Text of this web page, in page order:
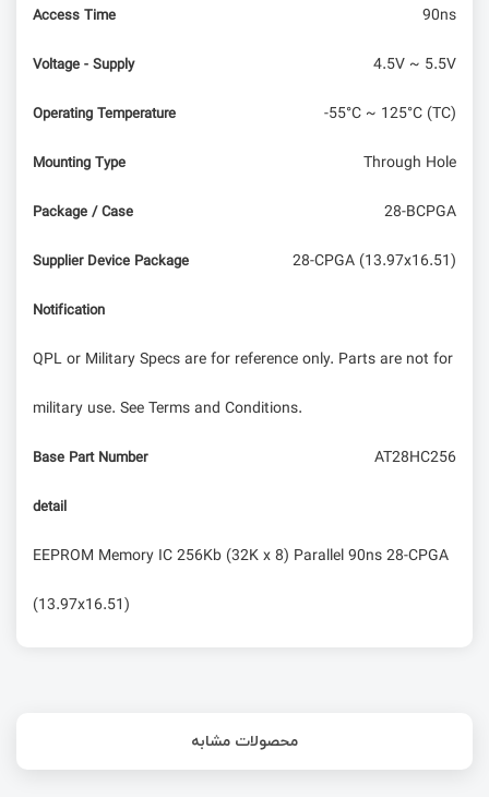
Access Time 90ns
Voltage - Supply 4.5V ~ 5.5V
Operating Temperature -55°C ~ 125°C (TC)
Mounting Type Through Hole
Package / Case 28-BCPGA
Supplier Device Package 28-CPGA (13.97x16.51)
Notification
QPL or Military Specs are for reference only. Parts are not for
military use. See Terms and Conditions.
Base Part Number AT28HC256
detail
EEPROM Memory IC 256Kb (32K x 8) Parallel 90ns 28-CPGA
(13.97x16.51)
محصولات مشابه